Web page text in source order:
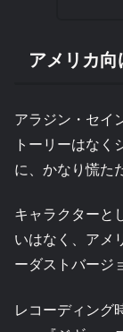
アメリカ
アラジン・セイ
トーリーはなく
に、かなり慌た
キャラクターと
いはなく、アメ
ーダストバージ
レコーディング